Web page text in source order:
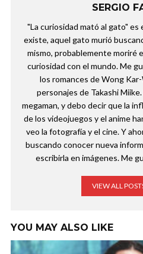
SERGIO
"La curiosidad mató al gato"
existe, aquel gato murió
mismo, probablemente moriré
curiosidad con el mundo. Me
los romances de Wong
personajes de Takashi
megaman, y debo decir que la
de los videojuegos y el anime
veo la fotografía y el cine. Y
buscando conocer nueva
escribirla en imágenes. Me
VIEW ALL
YOU MAY ALSO LIKE